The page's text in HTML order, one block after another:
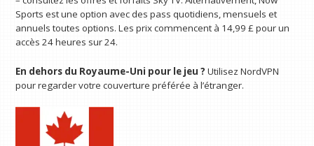
Sports est une option avec des pass quotidiens, mensuels et
annuels toutes options. Les prix commencent à 14,99 £ pour un
accès 24 heures sur 24.
En dehors du Royaume-Uni pour le jeu ? Utilisez NordVPN
pour regarder votre couverture préférée à l’étranger.